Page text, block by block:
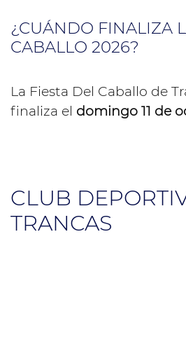
¿CUÁNDO FINALIZA
CABALLO 2026?
La Fiesta Del Caballo de
finaliza el domingo 11 de
CLUB
TRANCAS